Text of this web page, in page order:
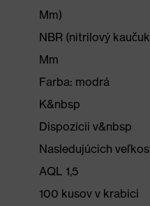
Mm)
NBR (nitrilový
Mm
Farba: modrá
K&nbsp
Dispozícii v&nbsp
Nasledujúcich
AQL 1,5
100 kusov v krabici